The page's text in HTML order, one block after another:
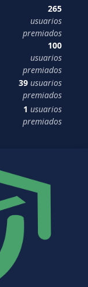
265
usuarios
premiados
100
usuarios
premiados
39 usuarios
premiados
1 usuarios
premiados